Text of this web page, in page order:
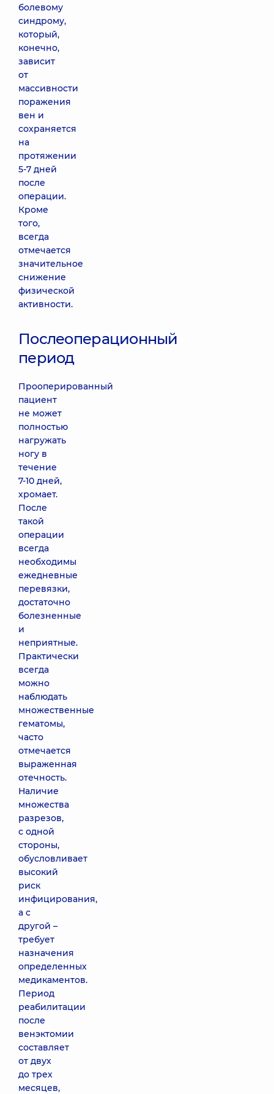
болевому
синдрому,
который,
конечно,
зависит
от
массивности
поражения
вен и
сохраняется
на
протяжении
5-7 дней
после
операции.
Кроме
того,
всегда
отмечается
значительное
снижение
физической
активности.
Послеоперационный
период
Прооперированный
пациент
не может
полностью
нагружать
ногу в
течение
7-10 дней,
хромает.
После
такой
операции
всегда
необходимы
ежедневные
перевязки,
достаточно
болезненные
и
неприятные.
Практически
всегда
можно
наблюдать
множественные
гематомы,
часто
отмечается
выраженная
отечность.
Наличие
множества
разрезов,
с одной
стороны,
обусловливает
высокий
риск
инфицирования,
а с
другой –
требует
назначения
определенных
медикаментов.
Период
реабилитации
после
венэктомии
составляет
от двух
до трех
месяцев,